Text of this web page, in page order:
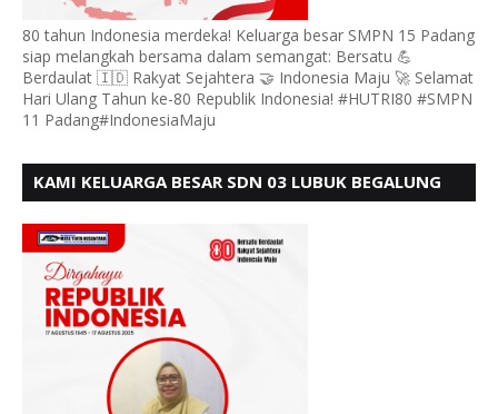
80 tahun Indonesia merdeka! Keluarga besar SMPN 15 Padang
siap melangkah bersama dalam semangat: Bersatu 💪
Berdaulat 🇮🇩 Rakyat Sejahtera 🤝 Indonesia Maju 🚀 Selamat
Hari Ulang Tahun ke-80 Republik Indonesia! #HUTRI80 #SMPN
11 Padang#IndonesiaMaju
KAMI KELUARGA BESAR SDN 03 LUBUK BEGALUNG